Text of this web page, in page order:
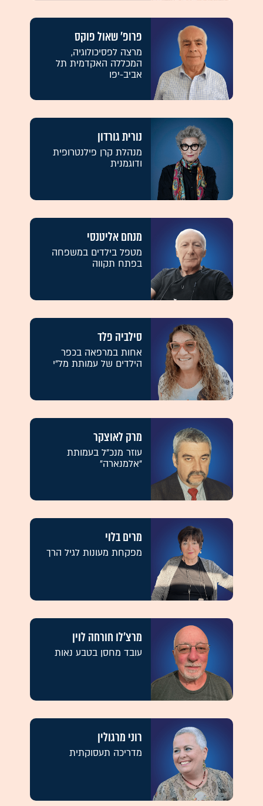
פרופ' שאול פוקס
מרצה לפסיכולוגיה,
המכללה האקדמית תל
אביב-יפו
נורית גורדון
מנהלת קרן פילנטרופית
ודוגמנית
מנחם אליטנסי
מטפל בילדים במשפחה
בפתח תקווה
סילביה פלד
אחות במרפאה בכפר
הילדים של עמותת מל"י
מרק לאוצקר
עוזר מנכ"ל בעמותת
"אלמנארה"
מרים בלוי
מפקחת מעונות לגיל הרך
מרצ'לו חורחה לוין
עובד מחסן בטבע נאות
רוני מרגולין
מדריכה תעסוקתית